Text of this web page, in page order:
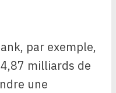
par exemple,
milliards de
une